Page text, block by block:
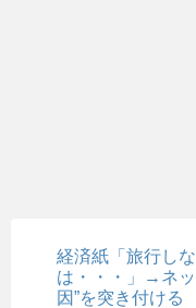
経済紙「旅行し
は・・・」→ネ
因”を突き付ける